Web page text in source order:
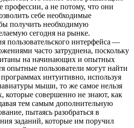
профессии, а не потому, что они
себе необходимые
получить необходимую
сегодня на рынке.
пользовательского интерфейса —
часто затруднена, поскольку
на начинающих и опытных
опытные пользователи могут найти
интуитивно, используя
мыши, то же самое нельзя
которые совершенно не знают, как
тем самым дополнительную
пытаясь разобраться в
заданий, которые им поручил